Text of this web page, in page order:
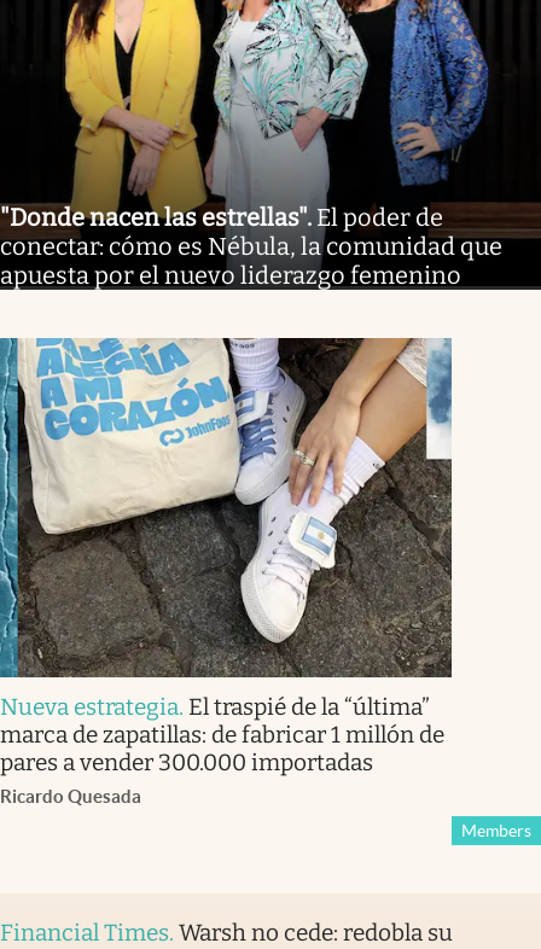
"Donde nacen las estrellas". El poder de
conectar: cómo es Nébula, la comunidad que
apuesta por el nuevo liderazgo femenino
Nueva estrategia. El traspié de la “última”
marca de zapatillas: de fabricar 1 millón de
pares a vender 300.000 importadas
Ricardo Quesada
Members
Financial Times. Warsh no cede: redobla su